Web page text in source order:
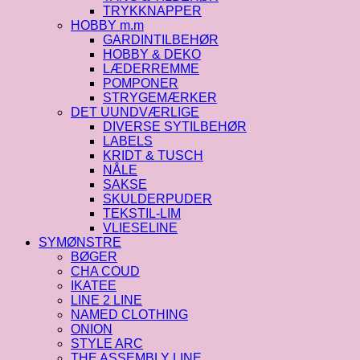
TRYKKNAPPER
HOBBY m.m
GARDINTILBEHØR
HOBBY & DEKO
LÆDERREMME
POMPONER
STRYGEMÆRKER
DET UUNDVÆRLIGE
DIVERSE SYTILBEHØR
LABELS
KRIDT & TUSCH
NÅLE
SAKSE
SKULDERPUDER
TEKSTIL-LIM
VLIESELINE
SYMØNSTRE
BØGER
CHA COUD
IKATEE
LINE 2 LINE
NAMED CLOTHING
ONION
STYLE ARC